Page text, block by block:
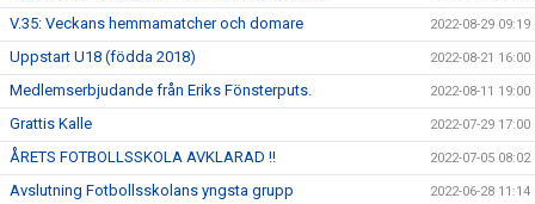
V.35: Veckans hemmamatcher och domare 2022-08-29 09:19
Uppstart U18 (födda 2018) 2022-08-21 16:00
Medlemserbjudande från Eriks Fönsterputs. 2022-08-11 19:00
Grattis Kalle 2022-07-29 17:00
ÅRETS FOTBOLLSSKOLA AVKLARAD !! 2022-07-05 08:02
Avslutning Fotbollsskolans yngsta grupp 2022-06-28 11:14